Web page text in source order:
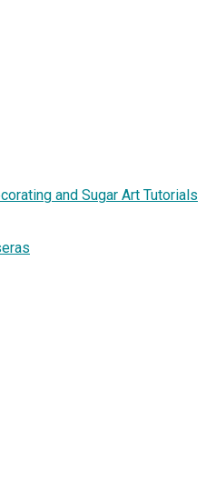
and Sugar Art Tutorials